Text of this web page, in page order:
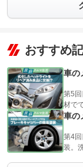
おすすめ
車の
第5
材で
車の
第4
装。